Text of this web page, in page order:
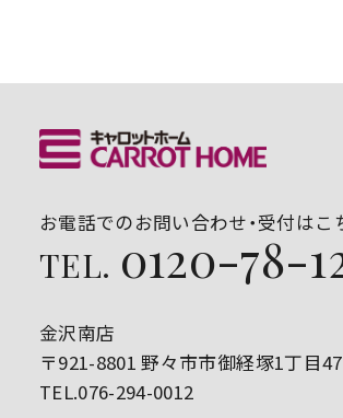
お電話でのお問い合わせ・受付はこ
TEL. 0120-78-
金沢南店
〒921-8801 野々市市御経塚1丁目
TEL.076-294-0012